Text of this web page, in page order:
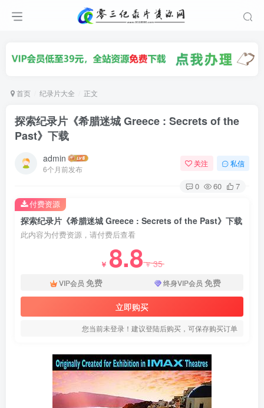
首页 纪录片大全 正文
探索纪录片《希腊迷城 Greece : Secrets of the
Past》下载
admin
6个月前发布
关注 私信
0 60 7
探索纪录片《希腊迷城 Greece : Secrets of the Past》下载
此内容为付费资源，请付费后查看
￥ 8.8￥35
VIP会员 免费 终身VIP会员 免费
立即购买
您当前未登录！建议登陆后购买，可保存购买订单
付费资源